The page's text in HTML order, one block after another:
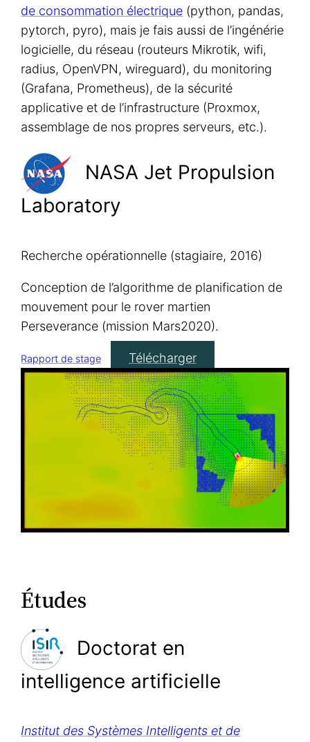
de consommation électrique (python, pandas,
pytorch, pyro), mais je fais aussi de l’ingénérie
logicielle, du réseau (routeurs Mikrotik, wifi,
radius, OpenVPN, wireguard), du monitoring
(Grafana, Prometheus), de la sécurité
applicative et de l’infrastructure (Proxmox,
assemblage de nos propres serveurs, etc.).
NASA Jet Propulsion
Laboratory
Recherche opérationnelle (stagiaire, 2016)
Conception de l’algorithme de planification de
mouvement pour le rover martien
Perseverance (mission Mars2020).
Rapport de stage Télécharger
Études
Doctorat en
intelligence artificielle
Institut des Systèmes Intelligents et de